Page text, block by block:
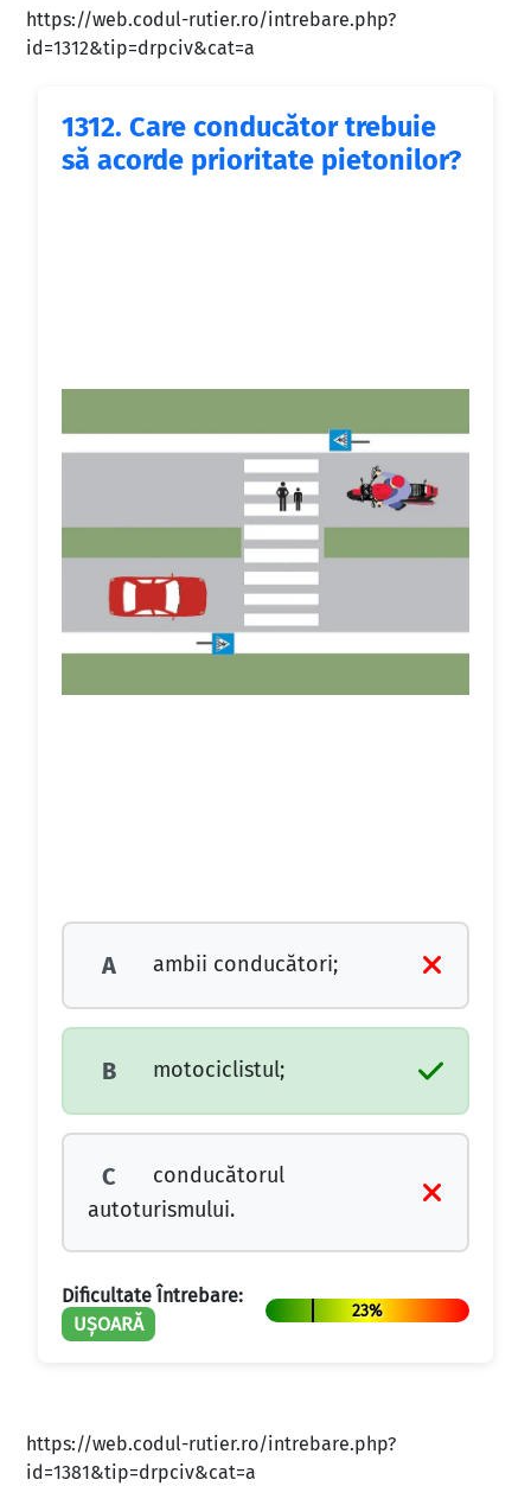
https://web.codul-rutier.ro/intrebare.php?
id=1312&tip=drpciv&cat=a
1312. Care conducător trebuie
să acorde prioritate pietonilor?
A ambii conducători;
B motociclistul;
C
conducătorul
autoturismului.
Dificultate Întrebare:
UȘOARĂ
23%
https://web.codul-rutier.ro/intrebare.php?
id=1381&tip=drpciv&cat=a